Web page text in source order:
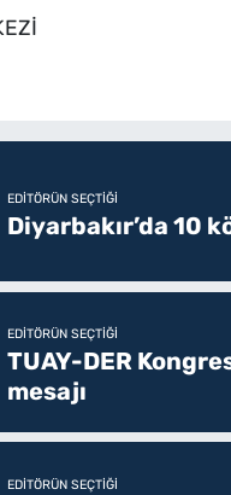
EDITÖRÜN SEÇTIĞI
Diyarbakır’da 10
EDITÖRÜN SEÇTIĞI
TUAY-DER
mesajı
EDITÖRÜN SEÇTIĞI